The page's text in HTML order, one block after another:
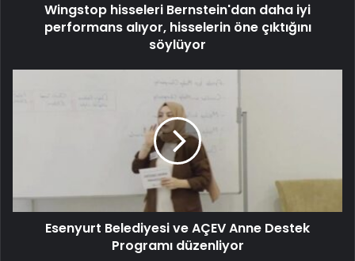
Wingstop hisseleri Bernstein'dan daha iyi
performans alıyor, hisselerin öne çıktığını
söylüyor
Esenyurt Belediyesi ve AÇEV Anne Destek
Programı düzenliyor